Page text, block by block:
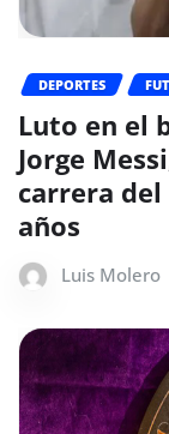
DEPORTES
Luto en el
Jorge
carrera
años
Luis Molero